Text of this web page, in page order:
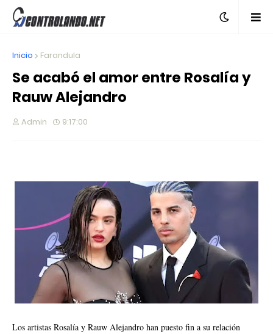
Inicio Farandula
Se acabó el amor entre Rosalía y
Rauw Alejandro
Admin 9:17:00
Los artistas Rosalía y Rauw Alejandro han puesto fin a su relación